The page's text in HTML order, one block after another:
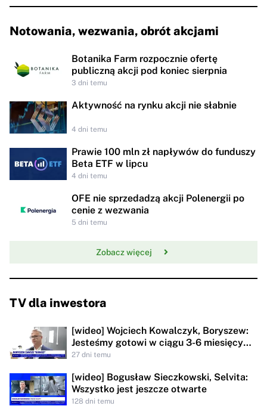
Notowania, wezwania, obrót akcjami
Botanika Farm rozpocznie ofertę
publiczną akcji pod koniec sierpnia
3 dni temu
Aktywność na rynku akcji nie słabnie
4 dni temu
Prawie 100 mln zł napływów do funduszy
Beta ETF w lipcu
4 dni temu
OFE nie sprzedadzą akcji Polenergii po
cenie z wezwania
5 dni temu
Zobacz więcej
TV dla inwestora
[wideo] Wojciech Kowalczyk, Boryszew:
Jesteśmy gotowi w ciągu 3-6 miesięcy
przygotować się do wielkoskalowej
27 dni temu
[wideo] Bogusław Sieczkowski, Selvita:
Wszystko jest jeszcze otwarte
128 dni temu